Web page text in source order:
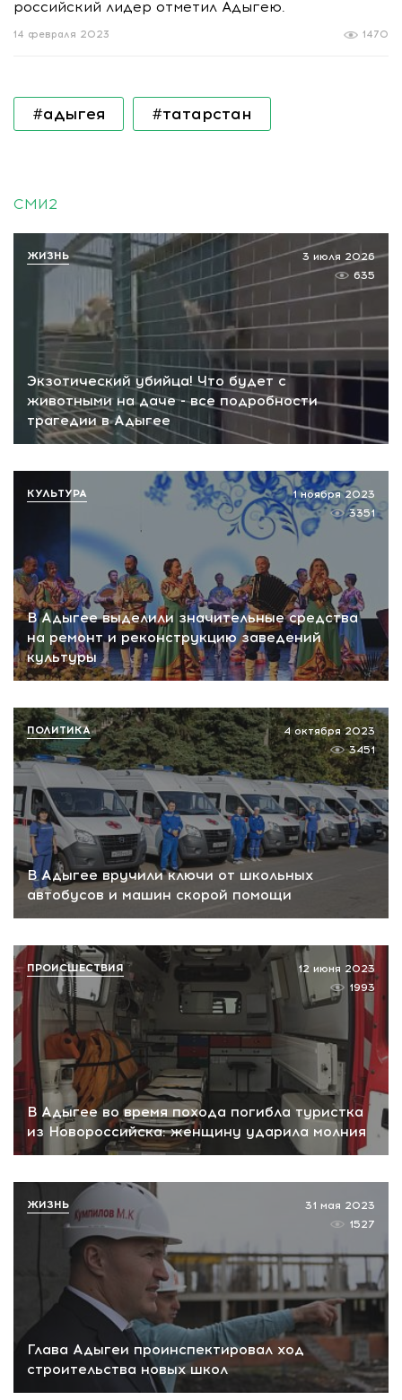
российский лидер отметил Адыгею.
1470
14 февраля 2023
#адыгея #татарстан
СМИ2
Экзотический убийца! Что будет с
животными на даче - все подробности
трагедии в Адыгее
3 июля 2026
635
ЖИЗНЬ
В Адыгее выделили значительные средства
на ремонт и реконструкцию заведений
культуры
1 ноября 2023
3351
КУЛЬТУРА
В Адыгее вручили ключи от школьных
автобусов и машин скорой помощи
4 октября 2023
3451
ПОЛИТИКА
В Адыгее во время похода погибла туристка
из Новороссийска: женщину ударила молния
12 июня 2023
1993
ПРОИСШЕСТВИЯ
Глава Адыгеи проинспектировал ход
строительства новых школ
31 мая 2023
1527
ЖИЗНЬ